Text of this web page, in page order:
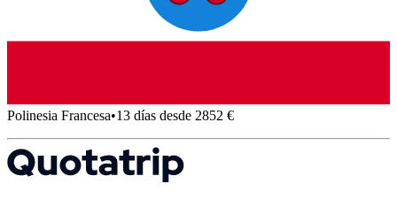
Polinesia Francesa•13 días desde 2852 €